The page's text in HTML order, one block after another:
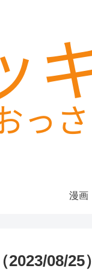
漫画
08/25）